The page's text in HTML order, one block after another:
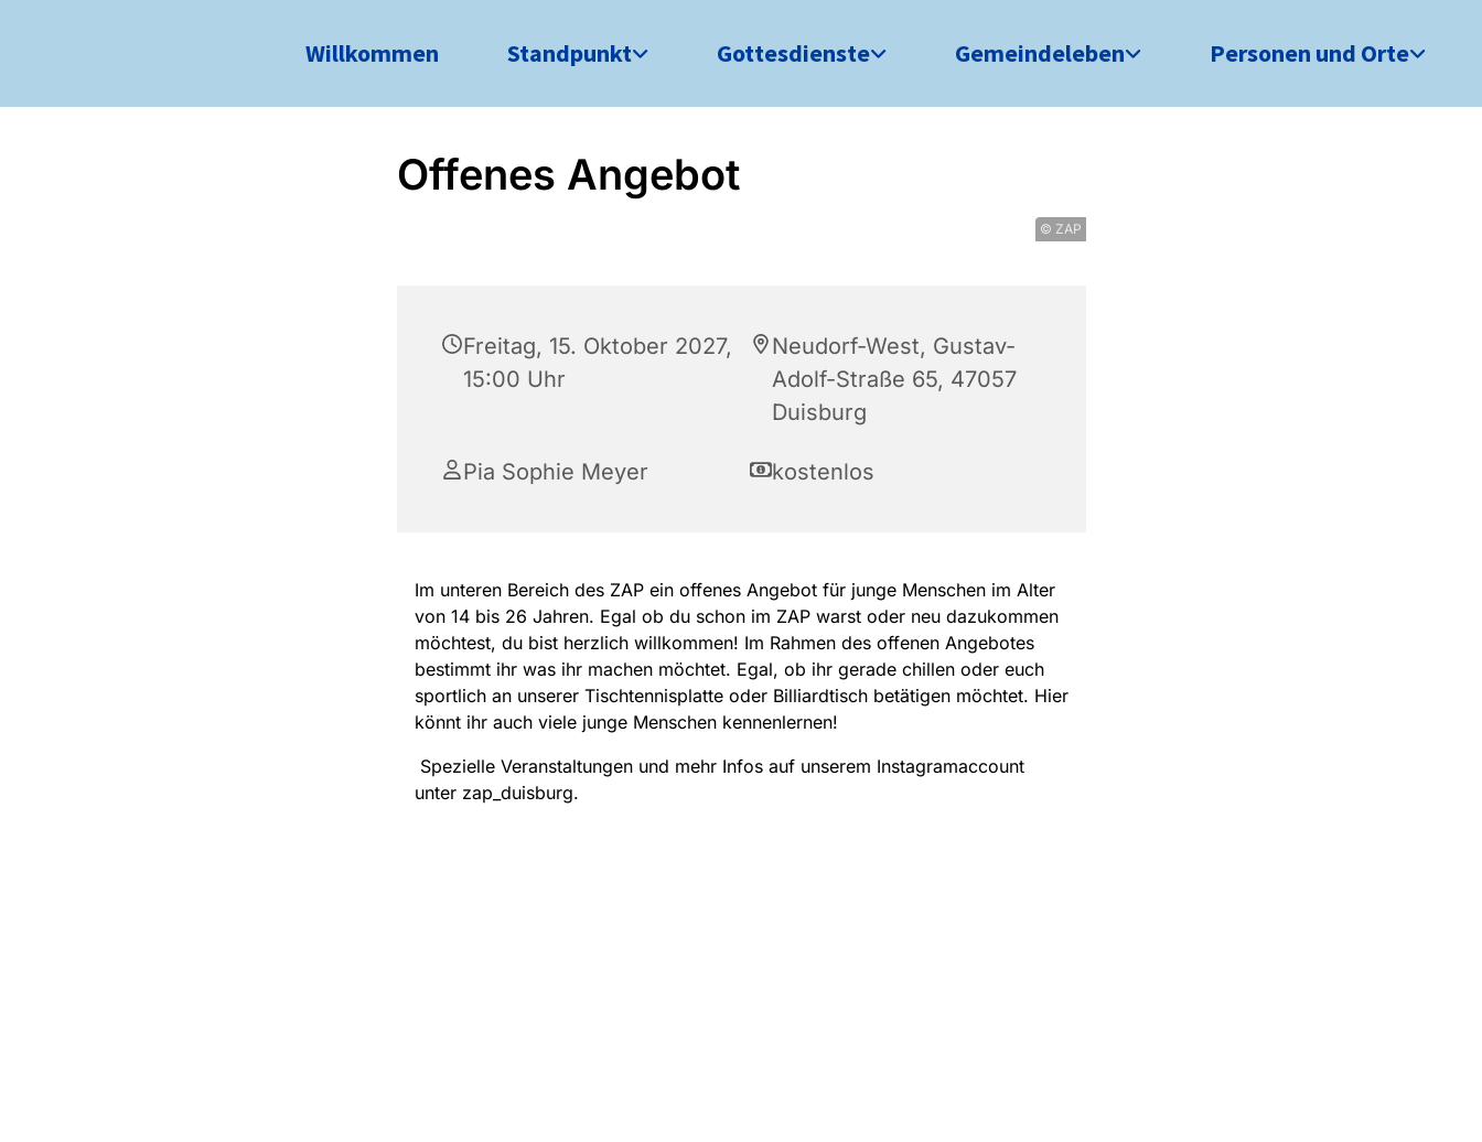
Willkommen Standpunkt Gottesdienste Gemeindeleben Personen und Orte
Offenes Angebot
© ZAP
Freitag, 15. Oktober 2027,
15:00 Uhr
Neudorf-West, Gustav-
Adolf-Straße 65, 47057
Duisburg
Pia Sophie Meyer kostenlos
Im unteren Bereich des ZAP ein offenes Angebot für junge Menschen im Alter
von 14 bis 26 Jahren. Egal ob du schon im ZAP warst oder neu dazukommen
möchtest, du bist herzlich willkommen! Im Rahmen des offenen Angebotes
bestimmt ihr was ihr machen möchtet. Egal, ob ihr gerade chillen oder euch
sportlich an unserer Tischtennisplatte oder Billiardtisch betätigen möchtet. Hier
könnt ihr auch viele junge Menschen kennenlernen!
Spezielle Veranstaltungen und mehr Infos auf unserem Instagramaccount
unter zap_duisburg.